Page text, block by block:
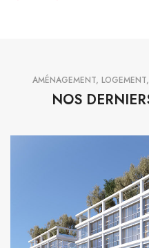
AMÉNAGEMENT,
NOS